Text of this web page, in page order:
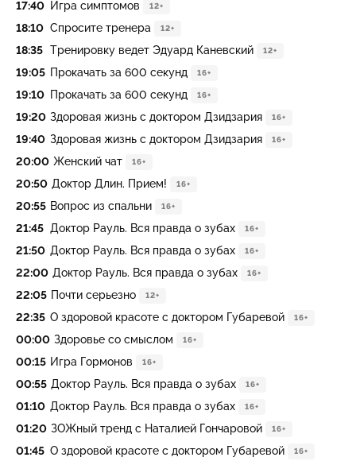
17:40 Игра симптомов 12+
18:10 Спросите тренера 12+
18:35 Тренировку ведет Эдуард Каневский 12+
19:05 Прокачать за 600 секунд 16+
19:10 Прокачать за 600 секунд 16+
19:20 Здоровая жизнь с доктором Дзидзария 16+
19:40 Здоровая жизнь с доктором Дзидзария 16+
20:00 Жeнский чат 16+
20:50 Доктор Длин. Прием! 16+
20:55 Вопрос из спальни 16+
21:45 Доктор Рауль. Вся правда о зубах 16+
21:50 Доктор Рауль. Вся правда о зубах 16+
22:00 Доктор Рауль. Вся правда о зубах 16+
22:05 Пoчти сеpьезно 12+
22:35 О здоровой красоте с доктором Губаревой 16+
00:00 Здоровье со смыслом 16+
00:15 Игра Гормонов 16+
00:55 Доктор Рауль. Вся правда о зубах 16+
01:10 Доктор Рауль. Вся правда о зубах 16+
01:20 ЗОЖный тренд с Наталией Гончаровой 16+
01:45 О здоровой красоте с доктором Губаревой 16+